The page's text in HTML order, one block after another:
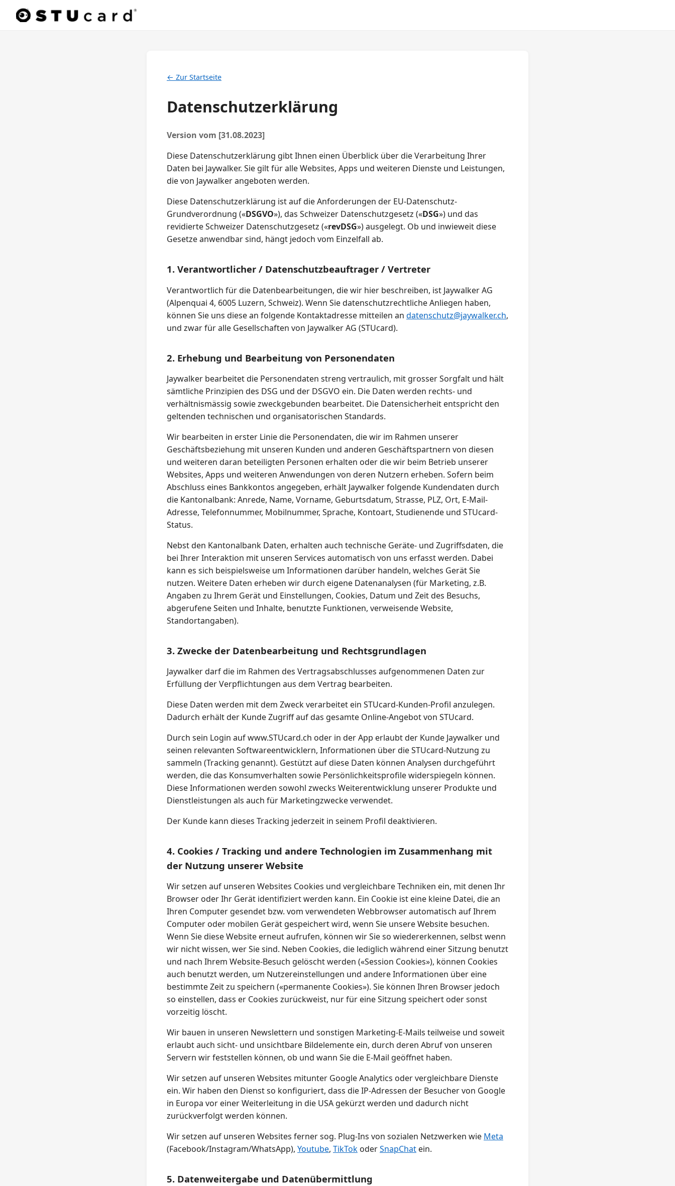
← Zur Startseite
Datenschutzerklärung
Version vom [31.08.2023]
Diese Datenschutzerklärung gibt Ihnen einen Überblick über die Verarbeitung Ihrer
Daten bei Jaywalker. Sie gilt für alle Websites, Apps und weiteren Dienste und Leistungen,
die von Jaywalker angeboten werden.
Diese Datenschutzerklärung ist auf die Anforderungen der EU-Datenschutz-
Grundverordnung («DSGVO»), das Schweizer Datenschutzgesetz («DSG») und das
revidierte Schweizer Datenschutzgesetz («revDSG») ausgelegt. Ob und inwieweit diese
Gesetze anwendbar sind, hängt jedoch vom Einzelfall ab.
1. Verantwortlicher / Datenschutzbeauftrager / Vertreter
Verantwortlich für die Datenbearbeitungen, die wir hier beschreiben, ist Jaywalker AG
(Alpenquai 4, 6005 Luzern, Schweiz). Wenn Sie datenschutzrechtliche Anliegen haben,
können Sie uns diese an folgende Kontaktadresse mitteilen an datenschutz@jaywalker.ch,
und zwar für alle Gesellschaften von Jaywalker AG (STUcard).
2. Erhebung und Bearbeitung von Personendaten
Jaywalker bearbeitet die Personendaten streng vertraulich, mit grosser Sorgfalt und hält
sämtliche Prinzipien des DSG und der DSGVO ein. Die Daten werden rechts- und
verhältnismässig sowie zweckgebunden bearbeitet. Die Datensicherheit entspricht den
geltenden technischen und organisatorischen Standards.
Wir bearbeiten in erster Linie die Personendaten, die wir im Rahmen unserer
Geschäftsbeziehung mit unseren Kunden und anderen Geschäftspartnern von diesen
und weiteren daran beteiligten Personen erhalten oder die wir beim Betrieb unserer
Websites, Apps und weiteren Anwendungen von deren Nutzern erheben. Sofern beim
Abschluss eines Bankkontos angegeben, erhält Jaywalker folgende Kundendaten durch
die Kantonalbank: Anrede, Name, Vorname, Geburtsdatum, Strasse, PLZ, Ort, E-Mail-
Adresse, Telefonnummer, Mobilnummer, Sprache, Kontoart, Studienende und STUcard-
Status.
Nebst den Kantonalbank Daten, erhalten auch technische Geräte- und Zugriffsdaten, die
bei Ihrer Interaktion mit unseren Services automatisch von uns erfasst werden. Dabei
kann es sich beispielsweise um Informationen darüber handeln, welches Gerät Sie
nutzen. Weitere Daten erheben wir durch eigene Datenanalysen (für Marketing, z.B.
Angaben zu Ihrem Gerät und Einstellungen, Cookies, Datum und Zeit des Besuchs,
abgerufene Seiten und Inhalte, benutzte Funktionen, verweisende Website,
Standortangaben).
3. Zwecke der Datenbearbeitung und Rechtsgrundlagen
Jaywalker darf die im Rahmen des Vertragsabschlusses aufgenommenen Daten zur
Erfüllung der Verpflichtungen aus dem Vertrag bearbeiten.
Diese Daten werden mit dem Zweck verarbeitet ein STUcard-Kunden-Profil anzulegen.
Dadurch erhält der Kunde Zugriff auf das gesamte Online-Angebot von STUcard.
Durch sein Login auf www.STUcard.ch oder in der App erlaubt der Kunde Jaywalker und
seinen relevanten Softwareentwicklern, Informationen über die STUcard-Nutzung zu
sammeln (Tracking genannt). Gestützt auf diese Daten können Analysen durchgeführt
werden, die das Konsumverhalten sowie Persönlichkeitsprofile widerspiegeln können.
Diese Informationen werden sowohl zwecks Weiterentwicklung unserer Produkte und
Dienstleistungen als auch für Marketingzwecke verwendet.
Der Kunde kann dieses Tracking jederzeit in seinem Profil deaktivieren.
4. Cookies / Tracking und andere Technologien im Zusammenhang mit
der Nutzung unserer Website
Wir setzen auf unseren Websites Cookies und vergleichbare Techniken ein, mit denen Ihr
Browser oder Ihr Gerät identifiziert werden kann. Ein Cookie ist eine kleine Datei, die an
Ihren Computer gesendet bzw. vom verwendeten Webbrowser automatisch auf Ihrem
Computer oder mobilen Gerät gespeichert wird, wenn Sie unsere Website besuchen.
Wenn Sie diese Website erneut aufrufen, können wir Sie so wiedererkennen, selbst wenn
wir nicht wissen, wer Sie sind. Neben Cookies, die lediglich während einer Sitzung benutzt
und nach Ihrem Website-Besuch gelöscht werden («Session Cookies»), können Cookies
auch benutzt werden, um Nutzereinstellungen und andere Informationen über eine
bestimmte Zeit zu speichern («permanente Cookies»). Sie können Ihren Browser jedoch
so einstellen, dass er Cookies zurückweist, nur für eine Sitzung speichert oder sonst
vorzeitig löscht.
Wir bauen in unseren Newslettern und sonstigen Marketing-E-Mails teilweise und soweit
erlaubt auch sicht- und unsichtbare Bildelemente ein, durch deren Abruf von unseren
Servern wir feststellen können, ob und wann Sie die E-Mail geöffnet haben.
Wir setzen auf unseren Websites mitunter Google Analytics oder vergleichbare Dienste
ein. Wir haben den Dienst so konfiguriert, dass die IP-Adressen der Besucher von Google
in Europa vor einer Weiterleitung in die USA gekürzt werden und dadurch nicht
zurückverfolgt werden können.
Wir setzen auf unseren Websites ferner sog. Plug-Ins von sozialen Netzwerken wie Meta
(Facebook/Instagram/WhatsApp), Youtube, TikTok oderSnapChat ein.
5. Datenweitergabe und Datenübermittlung